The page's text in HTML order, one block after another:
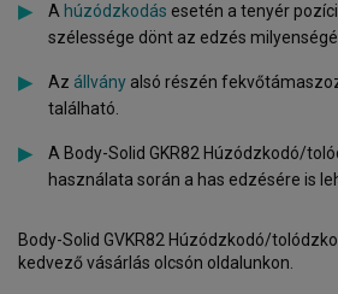
A húzódzkodás esetén a tenyér
szélessége dönt az edzés
Az állvány alsó részén
található.
A Body-Solid GKR82 Húzódzkodó/
használata során a has edzésére is
Body-Solid GVKR82 Húzódzkodó/
kedvező vásárlás olcsón oldalunkon.